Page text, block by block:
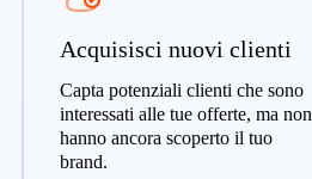
Acquisisci nuovi clienti
Capta potenziali clienti che sono
interessati alle tue offerte, ma non
hanno ancora scoperto il tuo
brand.